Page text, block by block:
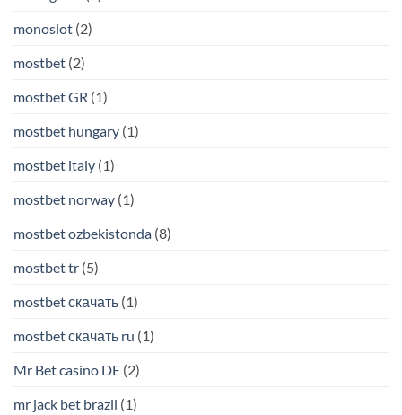
monoslot (2)
mostbet (2)
mostbet GR (1)
mostbet hungary (1)
mostbet italy (1)
mostbet norway (1)
mostbet ozbekistonda (8)
mostbet tr (5)
mostbet скачать (1)
mostbet скачать ru (1)
Mr Bet casino DE (2)
mr jack bet brazil (1)